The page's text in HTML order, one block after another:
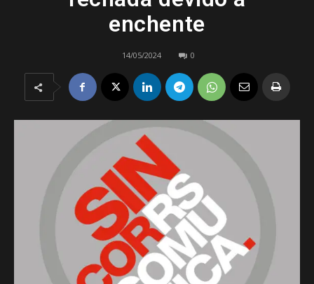
enchente
14/05/2024 0